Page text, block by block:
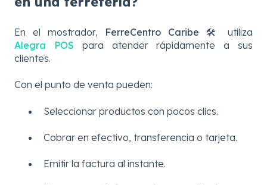
En el mostrador, FerreCentro Caribe 🛠️ utiliza
Alegra POS para atender rápidamente a sus
clientes.
Con el punto de venta pueden:
Seleccionar productos con pocos clics.
Cobrar en efectivo, transferencia o tarjeta.
Emitir la factura al instante.